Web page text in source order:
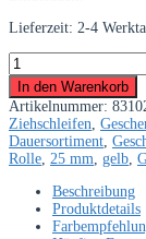
Lieferzeit: 2-4
Susifix
25
mm
Goldgelb
–
25
Rolle
Menge
In den Warenkorb
Artikelnummer:
Ziehschleifen,
Dauersortiment,
Rolle, 25 mm, gelb,
Beschreibung
Produktdetails